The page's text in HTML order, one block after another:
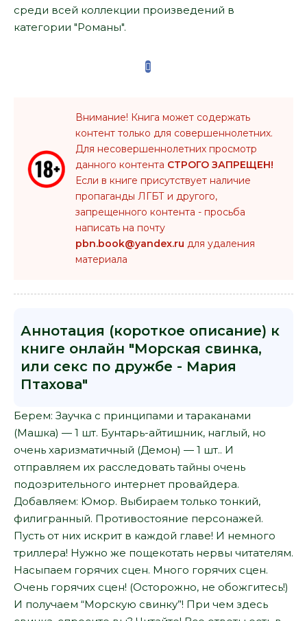
среди всей коллекции произведений в
категории "Романы".
Внимание! Книга может содержать
контент только для совершеннолетних.
Для несовершеннолетних просмотр
данного контента СТРОГО ЗАПРЕЩЕН!
Если в книге присутствует наличие
пропаганды ЛГБТ и другого,
запрещенного контента - просьба
написать на почту
pbn.book@yandex.ru для удаления
материала
Аннотация (короткое описание) к
книге онлайн "Морская свинка,
или секс по дружбе - Мария
Птахова"
Берем: Заучка с принципами и тараканами
(Машка) — 1 шт. Бунтарь-айтишник, наглый, но
очень харизматичный (Демон) — 1 шт.. И
отправляем их расследовать тайны очень
подозрительного интернет провайдера.
Добавляем: Юмор. Выбираем только тонкий,
филигранный. Противостояние персонажей.
Пусть от них искрит в каждой главе! И немного
триллера! Нужно же пощекотать нервы читателям.
Насыпаем горячих сцен. Много горячих сцен.
Очень горячих сцен! (Осторожно, не обожгитесь!)
И получаем “Морскую свинку”! При чем здесь